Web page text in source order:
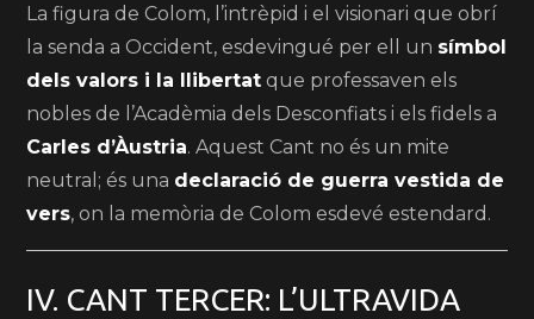
La figura de Colom, l’intrèpid i el visionari que obrí
la senda a Occident, esdevingué per ell un símbol
dels valors i la llibertat que professaven els
nobles de l’Acadèmia dels Desconfiats i els fidels a
Carles d’Àustria. Aquest Cant no és un mite
neutral; és una declaració de guerra vestida de
vers, on la memòria de Colom esdevé estendard.
IV. CANT TERCER: L’ULTRAVIDA